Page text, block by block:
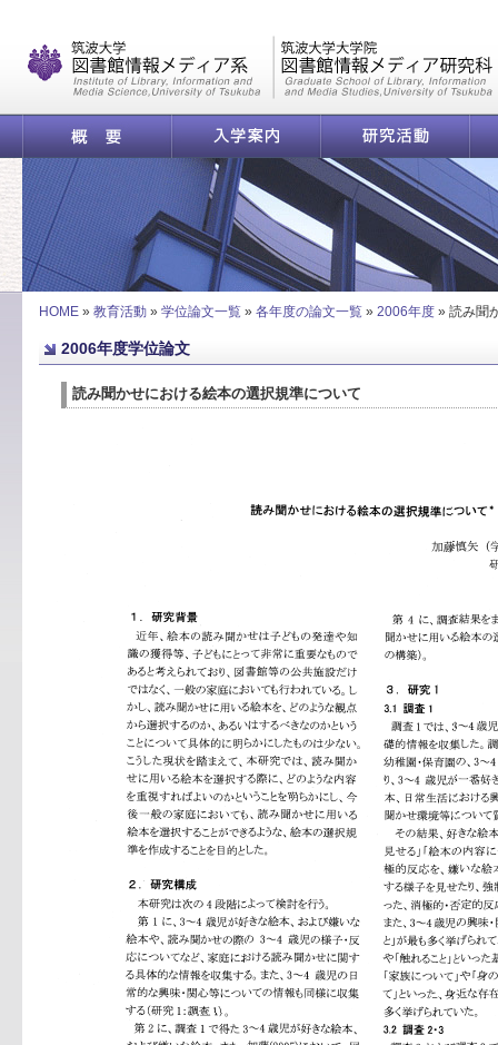
概要 入学案内 研究活動
読み聞かせにおける絵本の選択規準について | 学位
HOME » 教育活動 » 学位論文一覧 » 各年度の論文一覧 » 2006年度 » 読み聞
2006年度学位論文
読み聞かせにおける絵本の選択規準について